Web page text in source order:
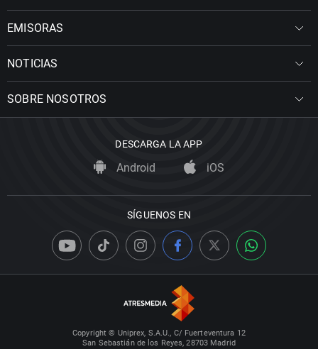
EMISORAS
NOTICIAS
SOBRE NOSOTROS
DESCARGA LA APP
Android iOS
SÍGUENOS EN
Copyright © Uniprex, S.A.U., C/ Fuerteventura 12
San Sebastián de los Reyes, 28703 Madrid